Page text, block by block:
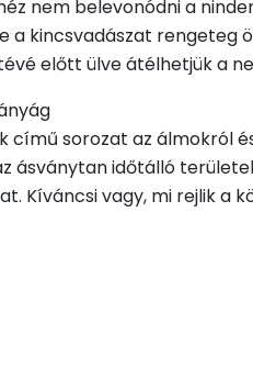
nem belevonódni a
a kincsvadászat rengeteg
előtt ülve átélhetjük a
című sorozat az álmokról
ásványtan időtálló
Kíváncsi vagy, mi rejlik a